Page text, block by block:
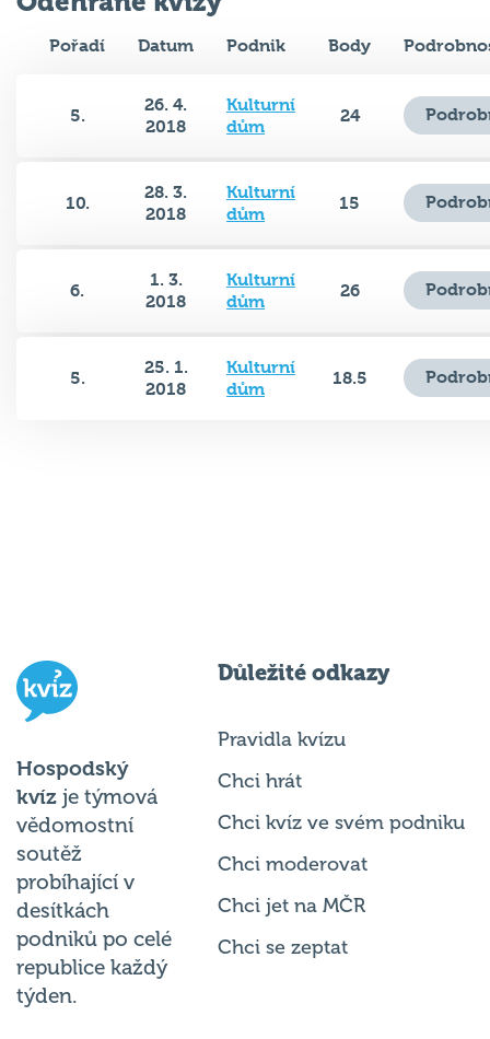
Pořadí Datum Podnik Body
5.
26. 4.
2018
Kulturní
dům
24
10.
28. 3.
2018
Kulturní
dům
15
6.
1. 3.
2018
Kulturní
dům
26
5.
25. 1.
2018
Kulturní
dům
18.5
Hospodský
kvíz je týmová
vědomostní
soutěž
probíhající v
desítkách
podniků po celé
republice každý
týden.
Důležité odkazy
Pravidla kvízu
Chci hrát
Chci kvíz ve svém podniku
Chci moderovat
Chci jet na MČR
Chci se zeptat